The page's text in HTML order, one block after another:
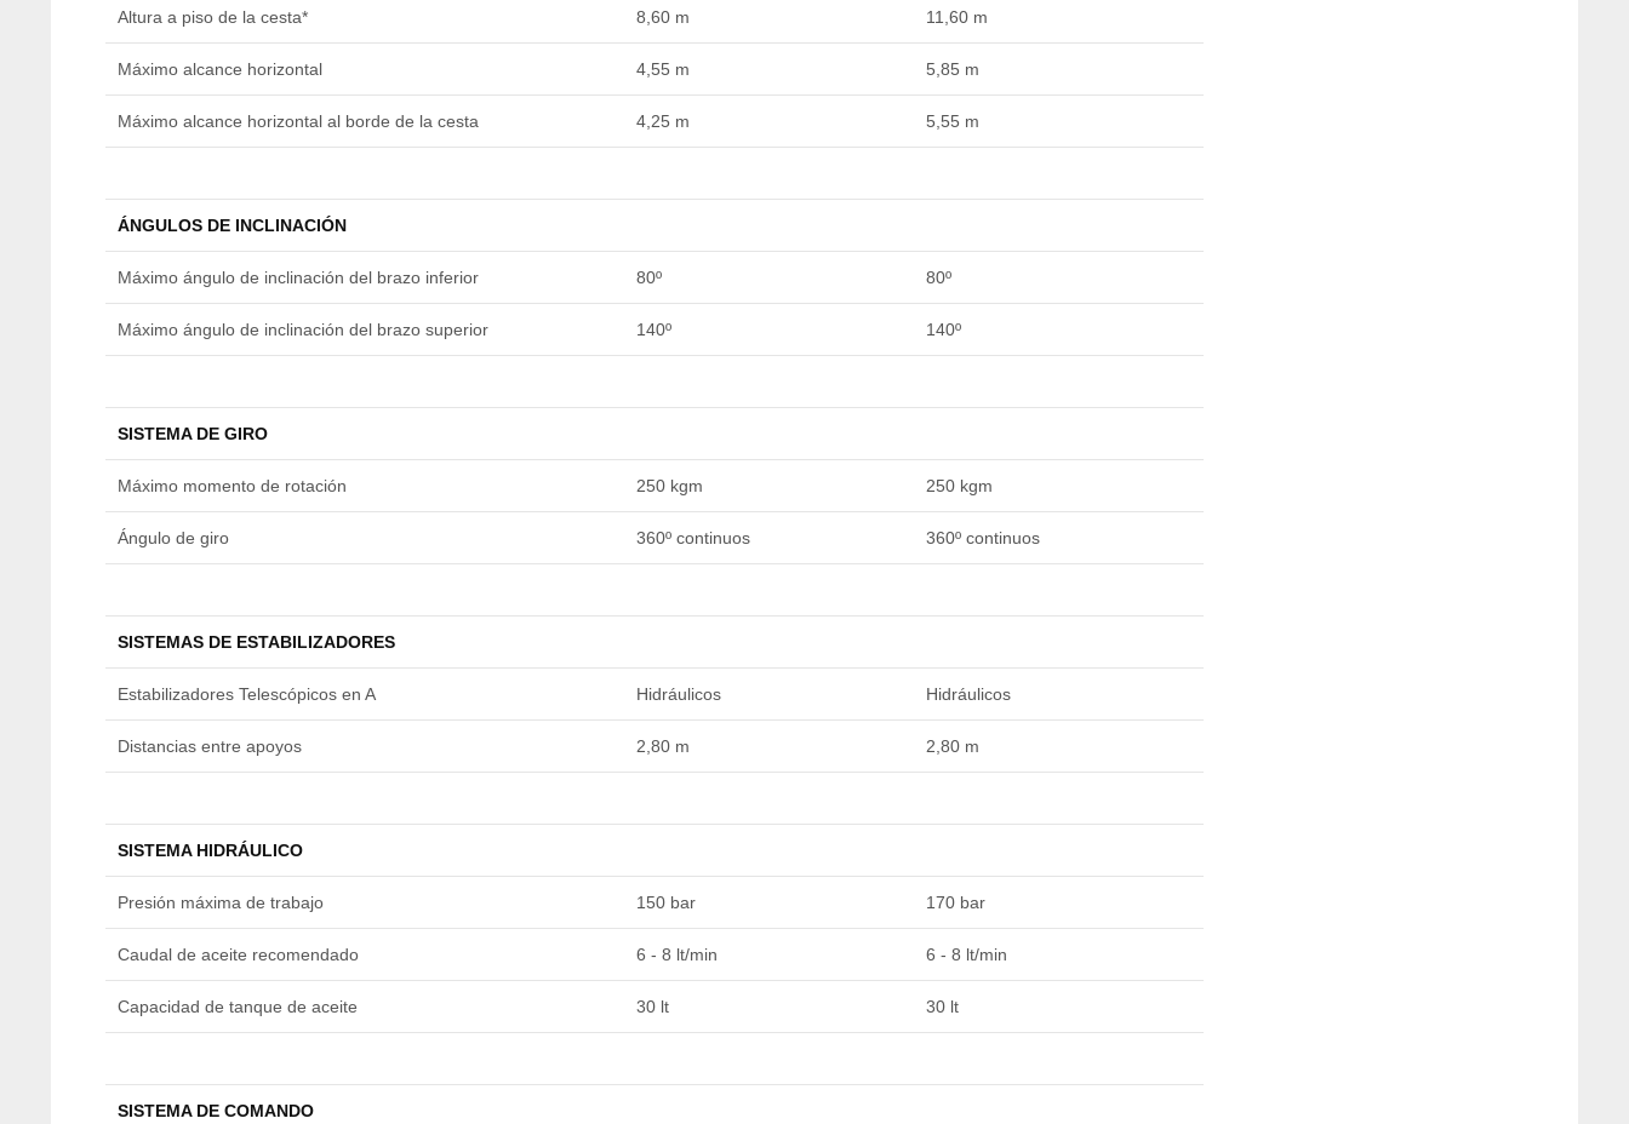
Altura a piso de la cesta* 8,60 m 11,60 m
Máximo alcance horizontal 4,55 m 5,85 m
Máximo alcance horizontal al borde de la cesta 4,25 m 5,55 m
ÁNGULOS DE INCLINACIÓN
Máximo ángulo de inclinación del brazo inferior 80º 80º
Máximo ángulo de inclinación del brazo superior 140º 140º
SISTEMA DE GIRO
Máximo momento de rotación 250 kgm 250 kgm
Ángulo de giro 360º continuos 360º continuos
SISTEMAS DE ESTABILIZADORES
Estabilizadores Telescópicos en A Hidráulicos Hidráulicos
Distancias entre apoyos 2,80 m 2,80 m
SISTEMA HIDRÁULICO
Presión máxima de trabajo 150 bar 170 bar
Caudal de aceite recomendado 6 - 8 lt/min 6 - 8 lt/min
Capacidad de tanque de aceite 30 lt 30 lt
SISTEMA DE COMANDO